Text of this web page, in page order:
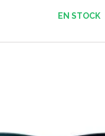
numérique. Équipées
nylon de qualité et
acier à 3 branches, les
EN STOCK